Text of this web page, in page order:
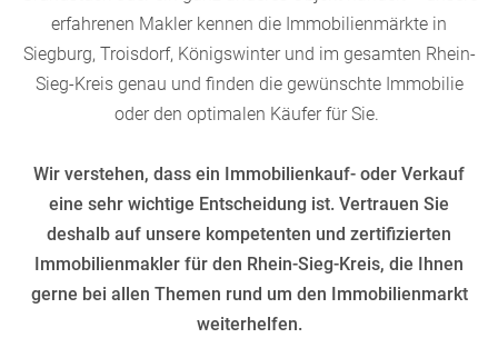
erfahrenen Makler kennen die Immobilienmärkte in
Siegburg, Troisdorf, Königswinter und im gesamten Rhein-
Sieg-Kreis genau und finden die gewünschte Immobilie
oder den optimalen Käufer für Sie.
Wir verstehen, dass ein Immobilienkauf- oder Verkauf
eine sehr wichtige Entscheidung ist. Vertrauen Sie
deshalb auf unsere kompetenten und zertifizierten
Immobilienmakler für den Rhein-Sieg-Kreis, die Ihnen
gerne bei allen Themen rund um den Immobilienmarkt
weiterhelfen.